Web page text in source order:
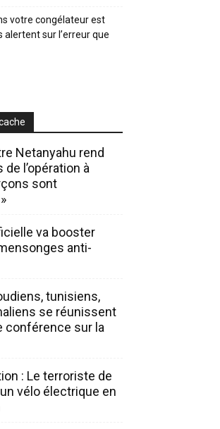
votre congélateur est
alertent sur l’erreur que
Netanyahu rend
l’opération à
sont
va booster
anti-
tunisiens,
se réunissent
conférence sur la
: Le terroriste de
vélo électrique en